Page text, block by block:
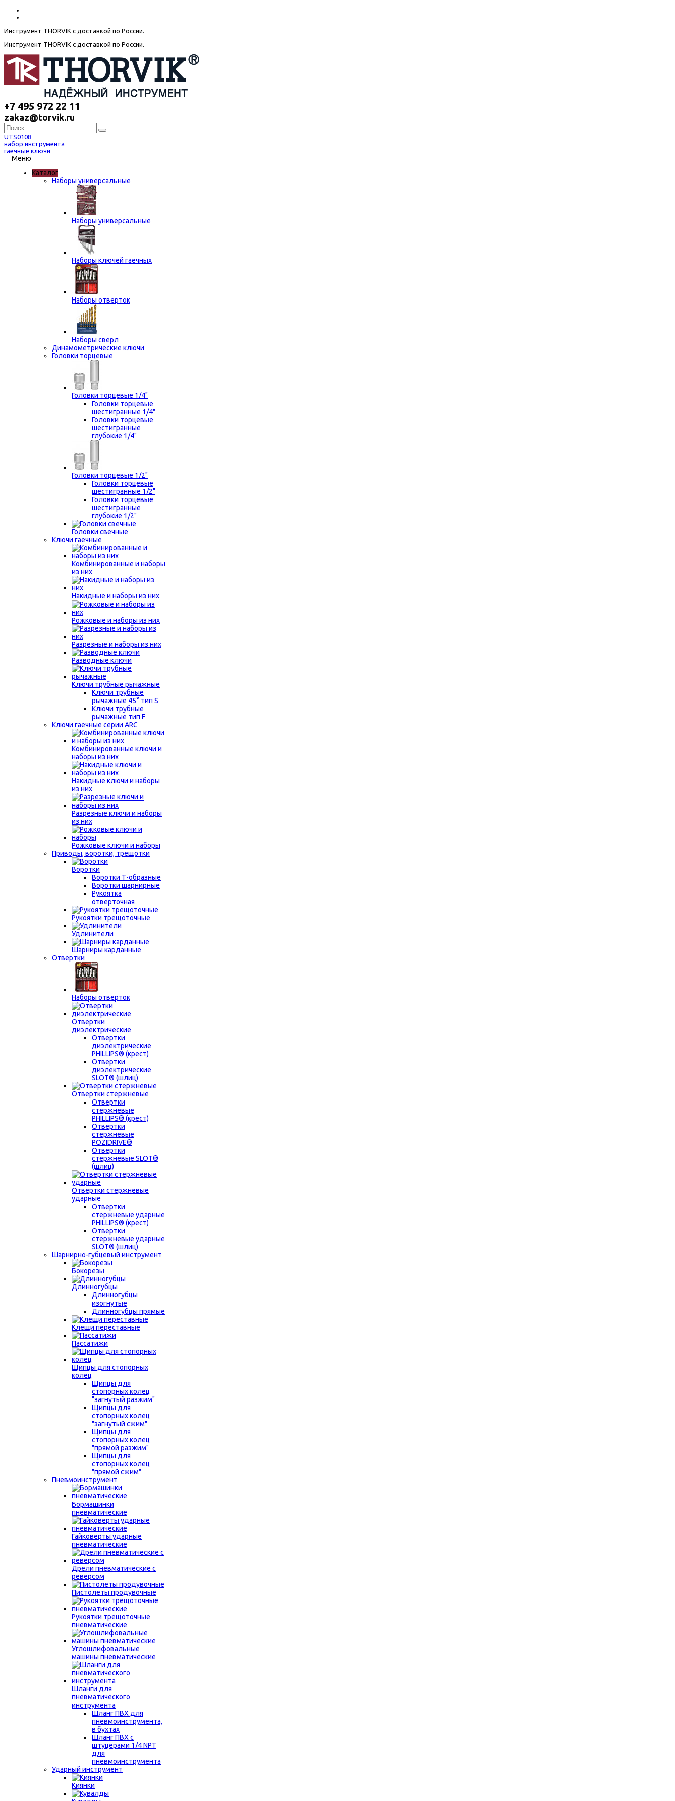
Инструмент THORVIK с доставкой по России.
Инструмент THORVIK с доставкой по России.
+7 495 972 22 11
zakaz@torvik.ru
UTS0108
набор инструмента
гаечные ключи
Меню
Каталог
Наборы универсальные
Наборы универсальные
Наборы ключей гаечных
Наборы отверток
Наборы сверл
Динамометрические ключи
Головки торцевые
Головки торцевые 1/4"
Головки торцевые
шестигранные 1/4"
Головки торцевые
шестигранные
глубокие 1/4"
Головки торцевые 1/2"
Головки торцевые
шестигранные 1/2"
Головки торцевые
шестигранные
глубокие 1/2"
Головки свечные
Ключи гаечные
Комбинированные и наборы
из них
Накидные и наборы из них
Рожковые и наборы из них
Разрезные и наборы из них
Разводные ключи
Ключи трубные рычажные
Ключи трубные
рычажные 45° тип S
Ключи трубные
рычажные тип F
Ключи гаечные серии ARC
Комбинированные ключи и
наборы из них
Накидные ключи и наборы
из них
Разрезные ключи и наборы
из них
Рожковые ключи и наборы
Приводы, воротки, трещотки
Воротки
Воротки Т-образные
Воротки шарнирные
Рукоятка
отверточная
Рукоятки трещоточные
Удлинители
Шарниры карданные
Отвертки
Наборы отверток
Отвертки
диэлектрические
Отвертки
диэлектрические
PHILLIPS® (крест)
Отвертки
диэлектрические
SLOT® (шлиц)
Отвертки стержневые
Отвертки
стержневые
PHILLIPS® (крест)
Отвертки
стержневые
POZIDRIVE®
Отвертки
стержневые SLOT®
(шлиц)
Отвертки стержневые
ударные
Отвертки
стержневые ударные
PHILLIPS® (крест)
Отвертки
стержневые ударные
SLOT® (шлиц)
Шарнирно-губцевый инструмент
Бокорезы
Длинногубцы
Длинногубцы
изогнутые
Длинногубцы прямые
Клещи переставные
Пассатижи
Щипцы для стопорных
колец
Щипцы для
стопорных колец
"загнутый разжим"
Щипцы для
стопорных колец
"загнутый сжим"
Щипцы для
стопорных колец
"прямой разжим"
Щипцы для
стопорных колец
"прямой сжим"
Пневмоинструмент
Бормашинки
пневматические
Гайковерты ударные
пневматические
Дрели пневматические с
реверсом
Пистолеты продувочные
Рукоятки трещоточные
пневматические
Углошлифовальные
машины пневматические
Шланги для
пневматического
инструмента
Шланг ПВХ для
пневмоинструмента,
в бухтах
Шланг ПВХ с
штуцерами 1/4 NPT
для
пневмоинструмента
Ударный инструмент
Киянки